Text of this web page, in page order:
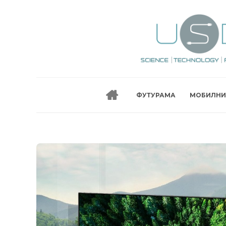
ФУТУРАМА МОБИЛНИ